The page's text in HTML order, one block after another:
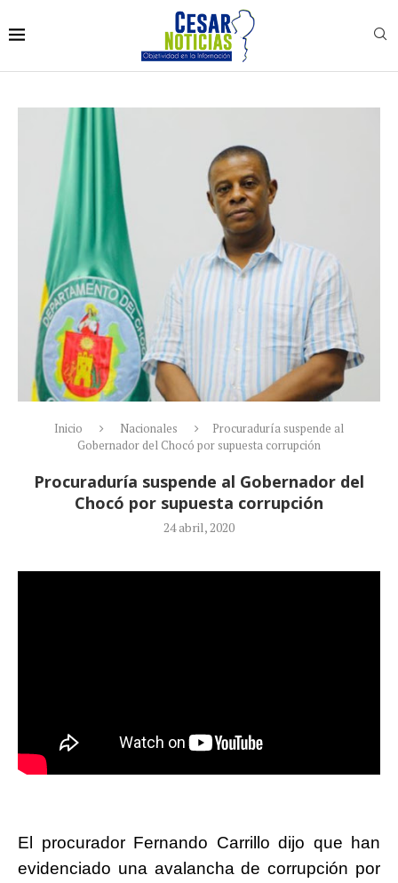
Inicio Nacionales
Procuraduría suspende al
Gobernador del Chocó por supuesta corrupción
Procuraduría suspende al Gobernador del
Chocó por supuesta corrupción
24 abril, 2020
El procurador Fernando Carrillo dijo que han
evidenciado una avalancha de corrupción por